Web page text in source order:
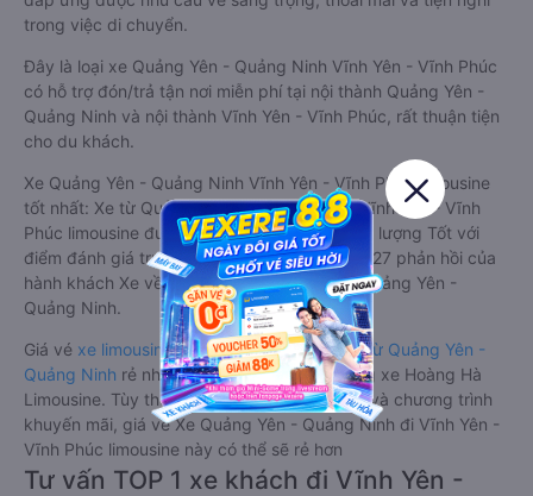
trong việc di chuyển.
Đây là loại xe Quảng Yên - Quảng Ninh Vĩnh Yên - Vĩnh Phúc
có hỗ trợ đón/trả tận nơi miễn phí tại nội thành Quảng Yên -
Quảng Ninh và nội thành Vĩnh Yên - Vĩnh Phúc, rất thuận tiện
cho du khách.
Xe Quảng Yên - Quảng Ninh Vĩnh Yên - Vĩnh Phúc limousine
tốt nhất: Xe từ Quảng Yên - Quảng Ninh đi Vĩnh Yên - Vĩnh
Phúc limousine được đánh giá chung có chất lượng Tốt với
điểm đánh giá trung bình từ 4.4/5 dựa trên 127 phản hồi của
hành khách Xe về Vĩnh Yên - Vĩnh Phúc từ Quảng Yên -
Quảng Ninh.
Giá vé xe limousine đi Vĩnh Yên - Vĩnh Phúc từ Quảng Yên -
Quảng Ninh rẻ nhất là 380000VND của hãng xe Hoàng Hà
Limousine. Tùy thuộc vào vị trí ngồi của bạn và chương trình
khuyến mãi, giá vé Xe Quảng Yên - Quảng Ninh đi Vĩnh Yên -
Vĩnh Phúc limousine này có thể sẽ rẻ hơn
Tư vấn TOP 1 xe khách đi Vĩnh Yên -